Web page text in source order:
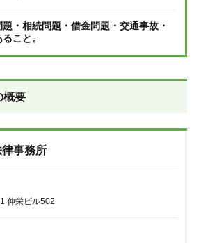
・相続問題・借金問題・交通事故・
こと。
概要
事務所
伸栄ビル502